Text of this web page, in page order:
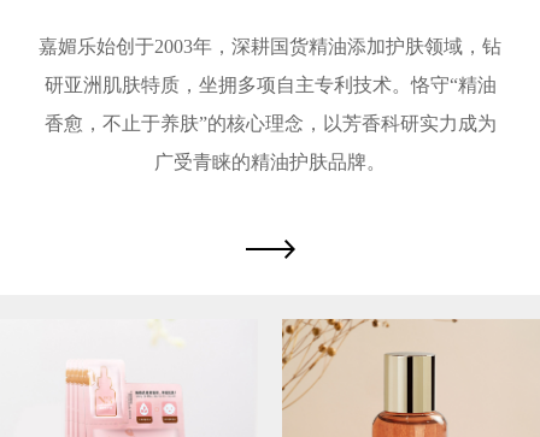
嘉媚乐始创于2003年，深耕国货精油添加护肤领域，钻
研亚洲肌肤特质，坐拥多项自主专利技术。恪守“精油
香愈，不止于养肤”的核心理念，以芳香科研实力成为
广受青睐的精油护肤品牌。